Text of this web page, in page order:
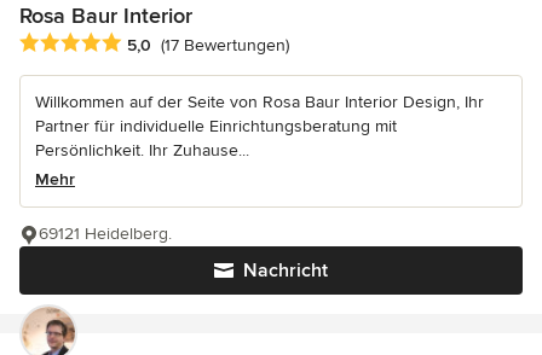
Rosa Baur Interior
Durchschnittliche Bewertung: 5 von 5 Sternen
5,0 (17 Bewertungen)
Willkommen auf der Seite von Rosa Baur Interior Design, Ihr
Partner für individuelle Einrichtungsberatung mit
Persönlichkeit. Ihr Zuhause...
Mehr
Nachricht
69121 Heidelberg.